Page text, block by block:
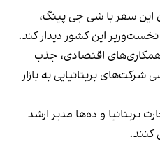
این سفر با شی جی پینگ،
این کشور دیدار کند.
اقتصادی، جذب
بریتانیایی به بازار
بریتانیا و ده‌ها مدیر ارشد
کنند.